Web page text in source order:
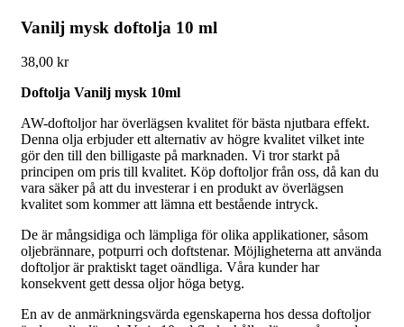
Vanilj mysk doftolja 10 ml
38,00 kr
Doftolja Vanilj mysk 10ml
AW-doftoljor har överlägsen kvalitet för bästa njutbara effekt.
Denna olja erbjuder ett alternativ av högre kvalitet vilket inte
gör den till den billigaste på marknaden. Vi tror starkt på
principen om pris till kvalitet. Köp doftoljor från oss, då kan du
vara säker på att du investerar i en produkt av överlägsen
kvalitet som kommer att lämna ett bestående intryck.
De är mångsidiga och lämpliga för olika applikationer, såsom
oljebrännare, potpurri och doftstenar. Möjligheterna att använda
doftoljor är praktiskt taget oändliga. Våra kunder har
konsekvent gett dessa oljor höga betyg.
En av de anmärkningsvärda egenskaperna hos dessa doftoljor